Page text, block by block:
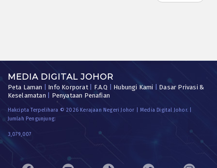
MEDIA DIGITAL JOHOR
Peta Laman Info Korporat| F.A.Q Hubungi Kami
Dasar Privasi &
Keselamatan
Penyataan Penafian
Hakcipta Terpelihara © 2026 Kerajaan Negeri Johor | Media Digital Johor. |
Jumlah Pengunjung:
3,079,007